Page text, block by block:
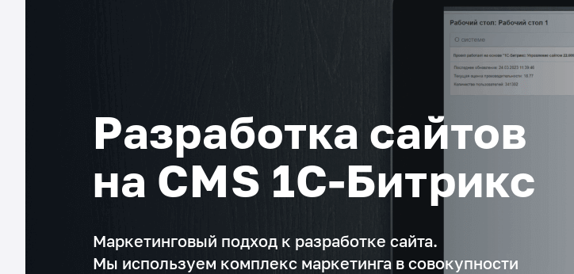
Разработка сайтов
на CMS 1C-Битрикс
Маркетинговый подход к разработке сайта.
Мы используем комплекс маркетинга в совокупности